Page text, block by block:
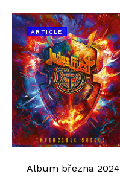
ARTICLE
Album března 2024